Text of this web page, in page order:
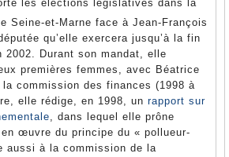
les élections législatives dans la
Seine-et-Marne face à Jean-François
qu’elle exercera jusqu’à la fin
2002. Durant son mandat, elle
premières femmes, avec Béatrice
la commission des finances (1998 à
elle rédige, en 1998, un rapport sur
, dans lequel elle prône
œuvre du principe du « pollueur-
aussi à la commission de la